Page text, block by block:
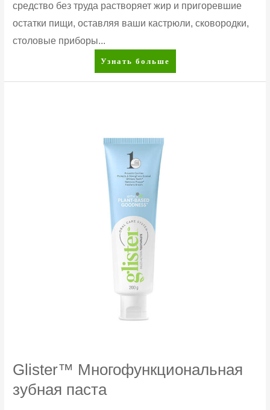
средство без труда растворяет жир и пригоревшие
остатки пищи, оставляя ваши кастрюли, сковородки,
столовые приборы...
DISH
DROPS™
посуды
Узнать больше
Glister™ Многофункциональная
зубная паста